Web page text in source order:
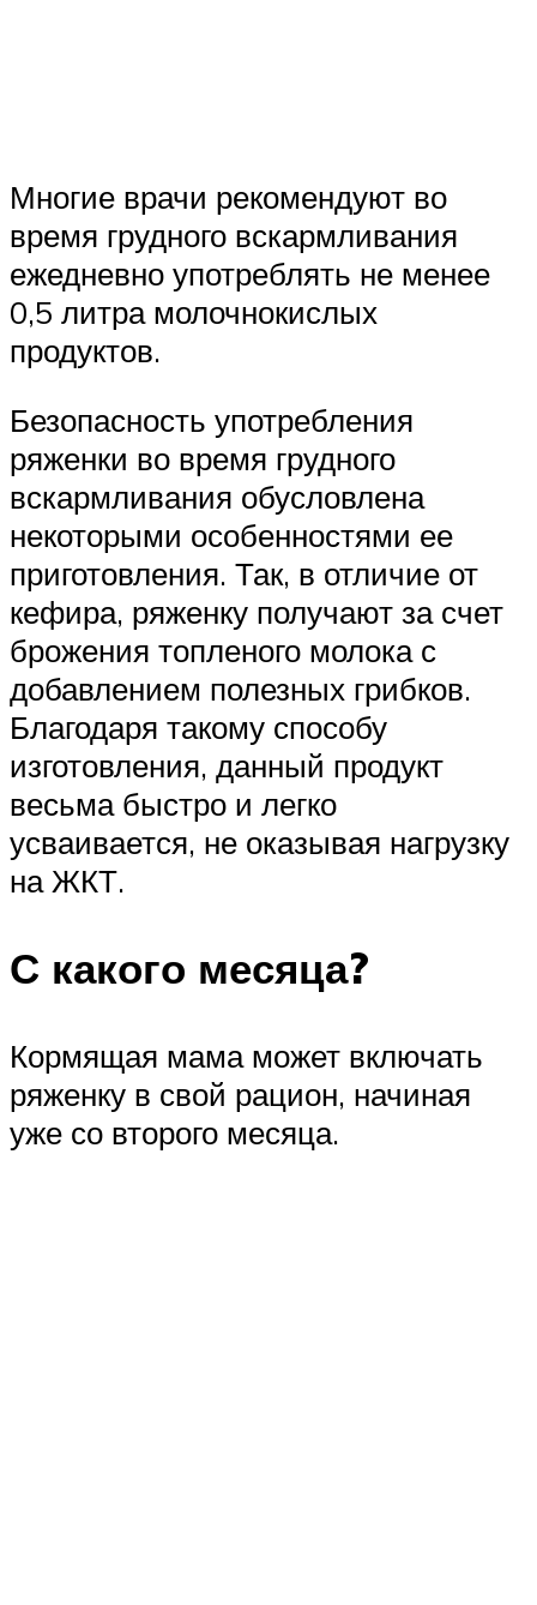
Многие врачи рекомендуют во
время грудного вскармливания
ежедневно употреблять не менее
0,5 литра молочнокислых
продуктов.
Безопасность употребления
ряженки во время грудного
вскармливания обусловлена
некоторыми особенностями ее
приготовления. Так, в отличие от
кефира, ряженку получают за счет
брожения топленого молока с
добавлением полезных грибков.
Благодаря такому способу
изготовления, данный продукт
весьма быстро и легко
усваивается, не оказывая нагрузку
на ЖКТ.
С какого месяца?
Кормящая мама может включать
ряженку в свой рацион, начиная
уже со второго месяца.